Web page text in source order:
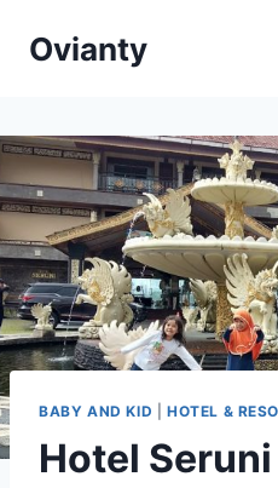
Ovianty
BABY AND KID HOTEL &
Hotel